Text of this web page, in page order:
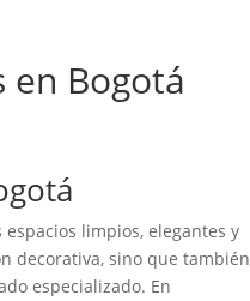
en Bogotá
limpios, elegantes y
decorativa, sino que también
especializado. En